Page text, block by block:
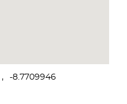
-8.7709946